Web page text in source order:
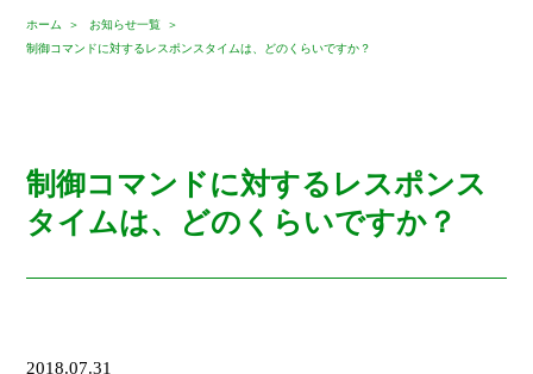
ホーム
お知らせ一覧
制御コマンドに対するレスポンスタイムは、どのくらいですか？
制御コマンドに対するレスポンス
タイムは、どのくらいですか？
2018.07.31